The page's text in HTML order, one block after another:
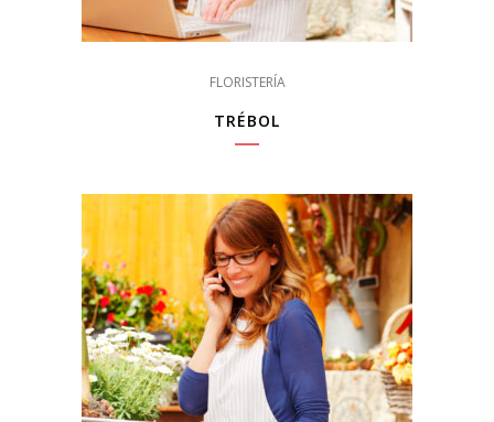
FLORISTERÍA
TRÉBOL